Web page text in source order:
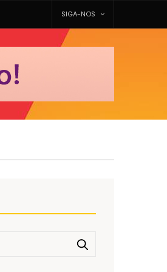
SIGA-NOS